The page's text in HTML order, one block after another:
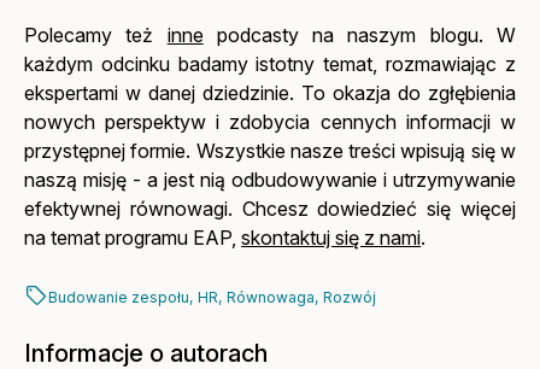
Polecamy też innepodcasty na naszym blogu. W
każdym odcinku badamy istotny temat, rozmawiając z
ekspertami w danej dziedzinie. To okazja do zgłębienia
nowych perspektyw i zdobycia cennych informacji w
przystępnej formie. Wszystkie nasze treści wpisują się w
naszą misję - a jest nią odbudowywanie i utrzymywanie
efektywnej równowagi. Chcesz dowiedzieć się więcej
na temat programu EAP,skontaktuj się z nami.
Budowanie zespołu, HR, Równowaga, Rozwój
Informacje o autorach